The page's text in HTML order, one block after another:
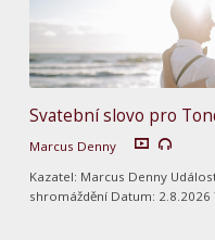
Svatební slovo pro
Marcus Denny
Kazatel: Marcus Denny
shromáždění Datum: 2.8.2026